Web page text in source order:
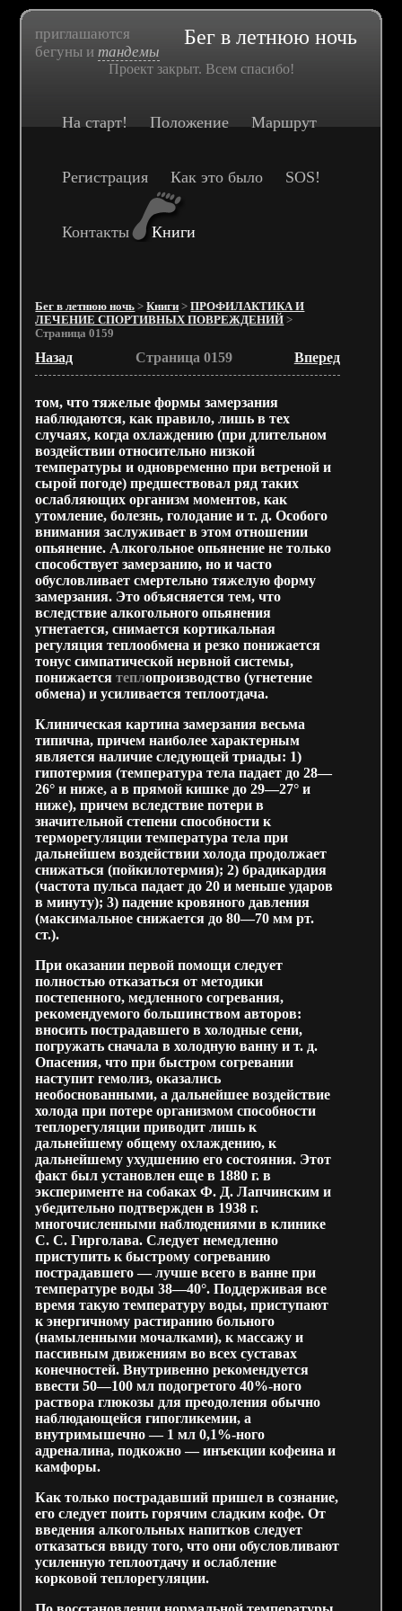
приглашаются
бегуны итандемы
Бег в летнюю ночь
Проект закрыт. Всем спасибо!
На старт! Положение Маршрут
Регистрация Как это было SOS!
Контакты Книги
Бег в летнюю ночь >Книги >ПРОФИЛАКТИКА И
ЛЕЧЕНИЕ СПОРТИВНЫХ ПОВРЕЖДЕНИЙ >
Страница 0159
Назад Страница 0159 Вперед
том, что тяжелые формы замерзания
наблюдаются, как правило, лишь в тех
случаях, когда охлаждению (при длительном
воздействии относительно низкой
температуры и одновременно при ветреной и
сырой погоде) предшествовал ряд таких
ослабляющих организм моментов, как
утомление, болезнь, голодание и т. д. Особого
внимания заслуживает в этом отношении
опьянение. Алкогольное опьянение не только
способствует замерзанию, но и часто
обусловливает смертельно тяжелую форму
замерзания. Это объясняется тем, что
вследствие алкогольного опьянения
угнетается, снимается кортикальная
регуляция теплообмена и резко понижается
тонус симпатической нервной системы,
понижаетсятеплопроизводство (угнетение
обмена) и усиливается теплоотдача.
Клиническая картина замерзания весьма
типична, причем наиболее характерным
является наличие следующей триады: 1)
гипотермия (температура тела падает до 28—
26° и ниже, а в прямой кишке до 29—27° и
ниже), причем вследствие потери в
значительной степени способности к
терморегуляции температура тела при
дальнейшем воздействии холода продолжает
снижаться (пойкилотермия); 2) брадикардия
(частота пульса падает до 20 и меньше ударов
в минуту); 3) падение кровяного давления
(максимальное снижается до 80—70 мм рт.
ст.).
При оказании первой помощи следует
полностью отказаться от методики
постепенного, медленного согревания,
рекомендуемого большинством авторов:
вносить пострадавшего в холодные сени,
погружать сначала в холодную ванну и т. д.
Опасения, что при быстром согревании
наступит гемолиз, оказались
необоснованными, а дальнейшее воздействие
холода при потере организмом способности
теплорегуляции приводит лишь к
дальнейшему общему охлаждению, к
дальнейшему ухудшению его состояния. Этот
факт был установлен еще в 1880 г. в
эксперименте на собаках Ф. Д. Лапчинским и
убедительно подтвержден в 1938 г.
многочисленными наблюдениями в клинике
С. С. Гирголава. Следует немедленно
приступить к быстрому согреванию
пострадавшего — лучше всего в ванне при
температуре воды 38—40°. Поддерживая все
время такую температуру воды, приступают
к энергичному растиранию больного
(намыленными мочалками), к массажу и
пассивным движениям во всех суставах
конечностей. Внутривенно рекомендуется
ввести 50—100 мл подогретого 40%-ного
раствора глюкозы для преодоления обычно
наблюдающейся гипогликемии, а
внутримышечно — 1 мл 0,1%-ного
адреналина, подкожно — инъекции кофеина и
камфоры.
Как только пострадавший пришел в сознание,
его следует поить горячим сладким кофе. От
введения алкогольных напитков следует
отказаться ввиду того, что они обусловливают
усиленную теплоотдачу и ослабление
корковой теплорегуляции.